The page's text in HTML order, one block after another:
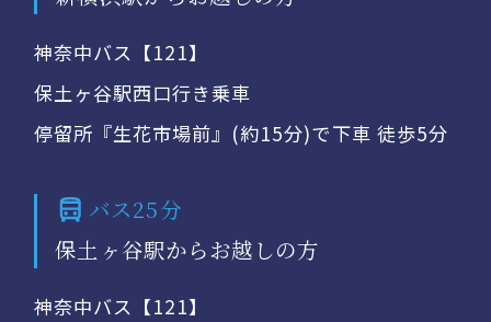
神奈中バス【121】
保土ヶ谷駅西口行き乗車
停留所『生花市場前』(約15分)で下車 徒歩5分
バス25分
保土ヶ谷駅からお越しの方
神奈中バス【121】